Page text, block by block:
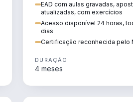
contínua e IA aplicada a
EAD com aulas gravadas,
atualizadas, com exercícios
Acesso disponível 24 horas,
dias
Certificação reconhecida pelo
DURAÇÃO
4 meses